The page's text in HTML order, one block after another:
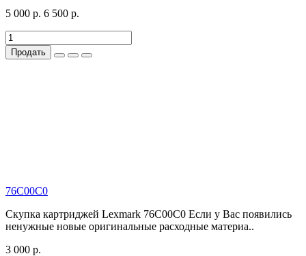
5 000 р. 6 500 р.
Продать
76C00C0
Скупка картриджей Lexmark 76C00C0 Если у Вас появились
ненужные новые оригинальные расходные материа..
3 000 р.